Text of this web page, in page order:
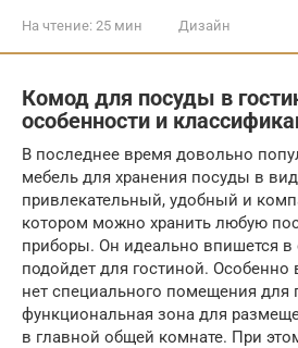
На чтение: 25 мин Дизайн
Комод для посуды в
особенности и
В последнее время довольно
мебель для хранения посуды в
привлекательный, удобный и
котором можно хранить любую
приборы. Он идеально впишется в
подойдет для гостиной. Особенно
нет специального помещения
функциональная зона для
в главной общей комнате. При